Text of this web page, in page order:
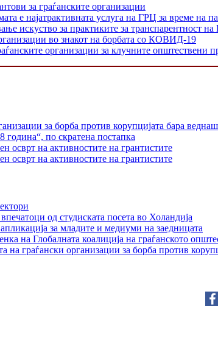
за граѓанските организации
е најатрактивната услуга на ГРЦ за време на
искуство за практиките за транспарентност
во знакот на борбата со КОВИД-19
организации за клучните општествени
за борба против корупцијата бара
година“, по скратена постапка
осврт на активностите на грантистите
осврт на активностите на грантистите
од студиската посета во Холандија
за младите и медиуми на заедницата
на Глобалната коалиција на граѓанското
на граѓански организации за борба против